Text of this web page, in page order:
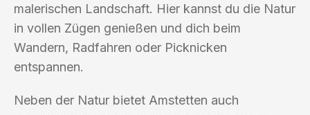
malerischen Landschaft. Hier kannst du die Natur
in vollen Zügen genießen und dich beim
Wandern, Radfahren oder Picknicken
entspannen.
Neben der Natur bietet Amstetten auch